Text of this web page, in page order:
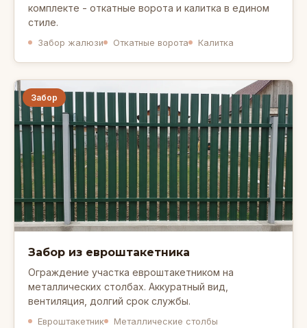
комплекте - откатные ворота и калитка в едином
стиле.
Забор жалюзи Откатные ворота Калитка
Забор
Забор из евроштакетника
Ограждение участка евроштакетником на
металлических столбах. Аккуратный вид,
вентиляция, долгий срок службы.
Евроштакетник
Металлические столбы